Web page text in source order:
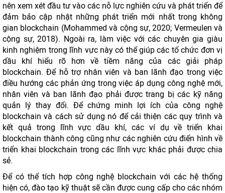
nên xem xét đầu tư vào các nỗ lực nghiên cứu và phát triển để
đảm bảo cập nhật những phát triển mới nhất trong không
gian blockchain (Mohammed và cộng sự, 2020; Vermeulen và
cộng sự, 2018). Ngoài ra, làm việc với các chuyên gia giàu
kinh nghiệm trong lĩnh vực này có thể giúp các tổ chức đơn vị
dầu khí hiểu rõ hơn về tiềm năng của các giải pháp
blockchain. Để hỗ trợ nhân viên và ban lãnh đạo trong việc
điều hướng các phản ứng trong việc áp dụng công nghệ mới,
nhân viên và ban lãnh đạo phải được trang bị các kỹ năng
quản lý thay đổi. Để chứng minh lợi ích của công nghệ
blockchain và cách sử dụng nó để cải thiện các quy trình và
kết quả trong lĩnh vực dầu khí, các ví dụ về triển khai
blockchain thành công cũng như các nghiên cứu điển hình về
triển khai blockchain trong các lĩnh vực khác phải được chia
sẻ.
Để có thể tích hợp công nghệ blockchain với các hệ thống
hiện có, đào tạo kỹ thuật sẽ cần được cung cấp cho các nhóm